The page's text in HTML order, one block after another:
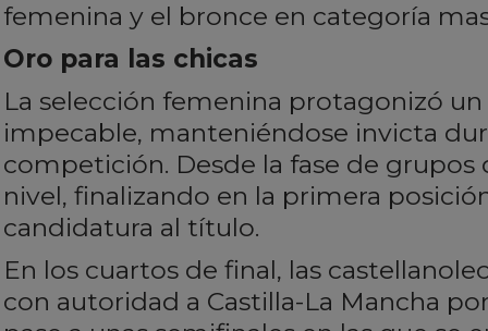
femenina y el bronce en categoría
Oro para las chicas
La selección femenina protagonizó
impecable, manteniéndose invicta
competición. Desde la fase de grupos
nivel, finalizando en la primera
candidatura al título.
En los cuartos de final, las
con autoridad a Castilla-La Mancha